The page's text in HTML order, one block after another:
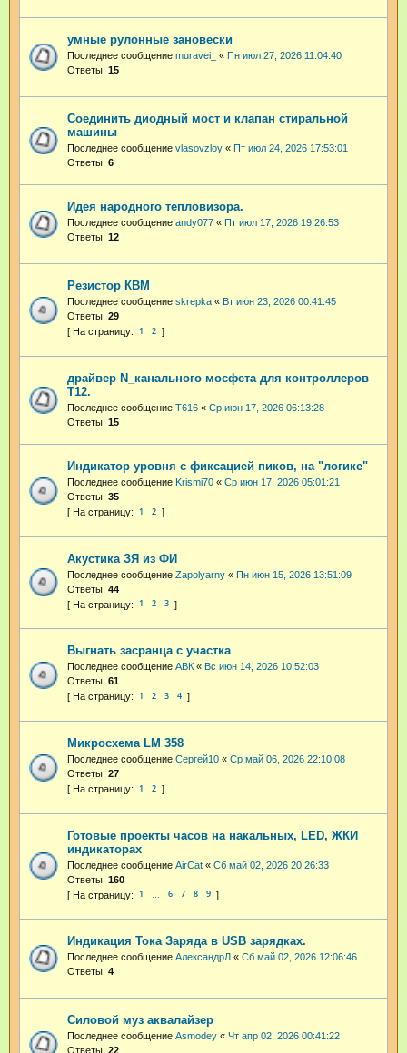
умные рулонные зановески
Последнее сообщение muravei_ « Пн июл 27, 2026 11:04:40
Ответы: 15
Соединить диодный мост и клапан стиральной
машины
Последнее сообщение vlasovzloy « Пт июл 24, 2026 17:53:01
Ответы: 6
Идея народного тепловизора.
Последнее сообщение andy077 « Пт июл 17, 2026 19:26:53
Ответы: 12
Резистор КВМ
Последнее сообщение skrepka « Вт июн 23, 2026 00:41:45
Ответы: 29
1 2
драйвер N_канального мосфета для контроллеров
Т12.
Последнее сообщение T616 « Ср июн 17, 2026 06:13:28
Ответы: 15
Индикатор уровня с фиксацией пиков, на "логике"
Последнее сообщение Krismi70 « Ср июн 17, 2026 05:01:21
Ответы: 35
1 2
Акустика ЗЯ из ФИ
Последнее сообщение Zapolyarny « Пн июн 15, 2026 13:51:09
Ответы: 44
1 2 3
Выгнать засранца с участка
Последнее сообщение АВК « Вс июн 14, 2026 10:52:03
Ответы: 61
1 2 3 4
Микросхема LM 358
Последнее сообщение Cepгeй10 « Ср май 06, 2026 22:10:08
Ответы: 27
1 2
Готовые проекты часов на накальных, LED, ЖКИ
индикаторах
Последнее сообщение AirCat « Сб май 02, 2026 20:26:33
Ответы: 160
1 6 7 8 9
Индикация Тока Заряда в USB зарядках.
Последнее сообщение АлександрЛ « Сб май 02, 2026 12:06:46
Ответы: 4
Силовой муз аквалайзер
Последнее сообщение Asmodey « Чт апр 02, 2026 00:41:22
Ответы: 22